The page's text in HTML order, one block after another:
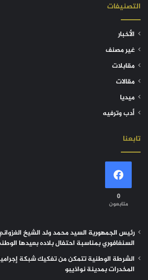
التصنيفات
الأخبار
غير مصنف
مقابلات
مقالات
ميديا
أدب وترفيه
تابعنا
0
متابعون
رئيس الجمهورية السيد محمد ولد الشيخ
السنغافوري بمناسبة احتفال بلاده بعيدها
الشرطة الوطنية تتمكن من تفكيك شبكة
المخدرات بمدينة نواذيبو